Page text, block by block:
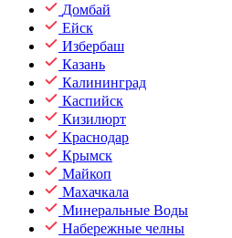
Домбай
Ейск
Избербаш
Казань
Калининград
Каспийск
Кизилюрт
Краснодар
Крымск
Майкоп
Махачкала
Минеральные Воды
Набережные челны